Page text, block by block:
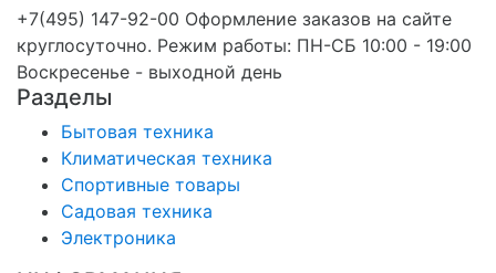
+7(495) 147-92-00 Оформление заказов на сайте
круглосуточно. Режим работы: ПН-СБ 10:00 - 19:00
Воскресенье - выходной день
Разделы
Бытовая техника
Климатическая техника
Спортивные товары
Садовая техника
Электроника